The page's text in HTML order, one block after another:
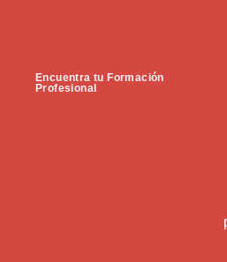
Encuentra tu Formación
Profesional